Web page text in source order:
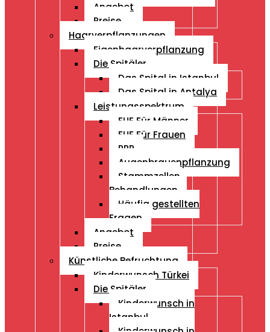
Angebot
Preise
Haarverpflanzungen
Eigenhaarverpflanzung
Die Spitäler
Das Spital in Istanbul
Das Spital in Antalya
Leistungsspektrum
FUE Für Männer
FUE Für Frauen
PRP
Augenbrauenpflanzung
Stammzellen
Behandlungen
Häufig gestellten
Fragen
Angebot
Preise
Künstliche Befruchtung
Kinderwunsch Türkei
Die Spitäler
Kinderwunsch in
Istanbul